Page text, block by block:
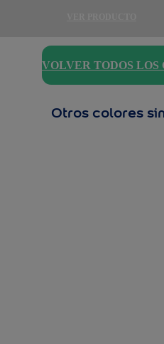
VOLVER TODOS LOS
Otros colores